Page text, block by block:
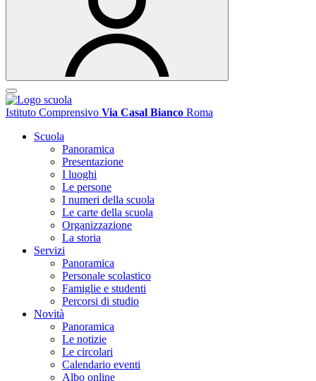
Istituto Comprensivo Via Casal Bianco Roma
Scuola
Panoramica
Presentazione
I luoghi
Le persone
I numeri della scuola
Le carte della scuola
Organizzazione
La storia
Servizi
Panoramica
Personale scolastico
Famiglie e studenti
Percorsi di studio
Novità
Panoramica
Le notizie
Le circolari
Calendario eventi
Albo online